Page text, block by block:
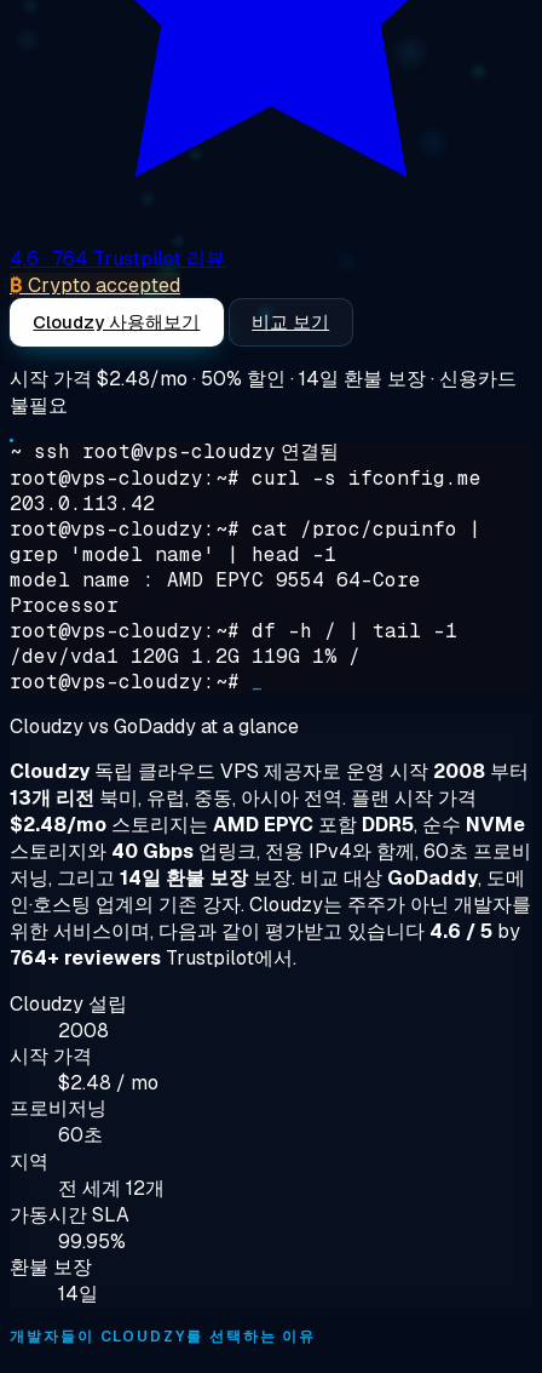
4.6 · 764 Trustpilot 리뷰
₿ Crypto accepted
Cloudzy 사용해보기 비교 보기
시작 가격 $2.48/mo · 50% 할인 · 14일 환불 보장 · 신용카드
불필요
~ ssh root@vps-cloudzy 연결됨
root@vps-cloudzy:~# curl -s ifconfig.me
203.0.113.42
root@vps-cloudzy:~# cat /proc/cpuinfo |
grep 'model name' | head -1
model name : AMD EPYC 9554 64-Core
Processor
root@vps-cloudzy:~# df -h / | tail -1
/dev/vda1 120G 1.2G 119G 1% /
root@vps-cloudzy:~#
Cloudzy vs GoDaddy at a glance
Cloudzy독립 클라우드 VPS 제공자로 운영 시작 2008 부터
13개 리전 북미, 유럽, 중동, 아시아 전역. 플랜 시작 가격
$2.48/mo 스토리지는 AMD EPYC 포함 DDR5, 순수 NVMe
스토리지와 40 Gbps 업링크, 전용 IPv4와 함께, 60초 프로비
저닝, 그리고 14일 환불 보장보장. 비교 대상 GoDaddy, 도메
인·호스팅 업계의 기존 강자. Cloudzy는 주주가 아닌 개발자를
위한 서비스이며, 다음과 같이 평가받고 있습니다 4.6 / 5 by
764+ reviewers Trustpilot에서.
Cloudzy 설립
2008
시작 가격
$2.48 / mo
프로비저닝
60초
지역
전 세계 12개
가동시간 SLA
99.95%
환불 보장
14일
개발자들이 CLOUDZY를 선택하는 이유